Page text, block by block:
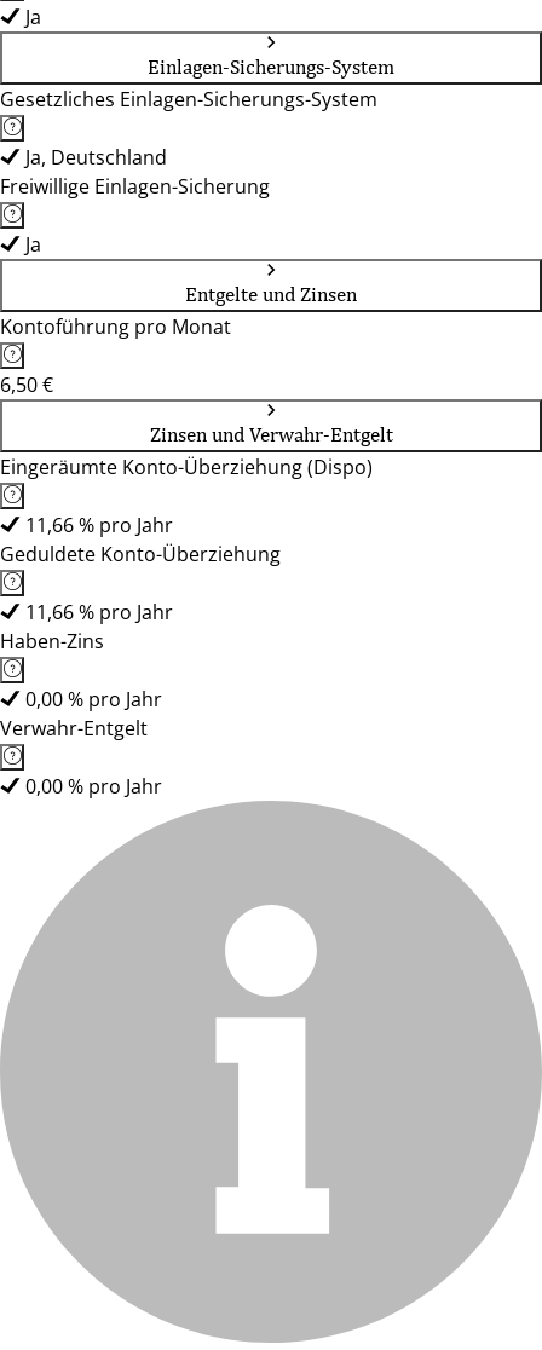
Ja
Einlagen-Sicherungs-System
Gesetzliches Einlagen-Sicherungs-System
Ja, Deutschland
Freiwillige Einlagen-Sicherung
Ja
Entgelte und Zinsen
Kontoführung pro Monat
6,50 €
Zinsen und Verwahr-Entgelt
Eingeräumte Konto-Überziehung (Dispo)
11,66 % pro Jahr
Geduldete Konto-Überziehung
11,66 % pro Jahr
Haben-Zins
0,00 % pro Jahr
Verwahr-Entgelt
0,00 % pro Jahr